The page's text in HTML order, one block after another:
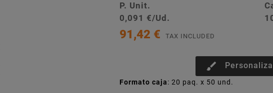
P. Unit.
0,091 €/Ud.
91,42 € TAX INCLUDED
brush
Formato caja: 20 paq. x 50 und.